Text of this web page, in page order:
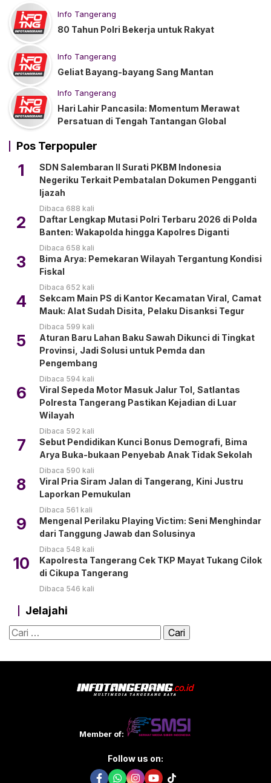
Info Tangerang
80 Tahun Polri Bekerja untuk Rakyat
Info Tangerang
Geliat Bayang-bayang Sang Mantan
Info Tangerang
Hari Lahir Pancasila: Momentum Merawat
Persatuan di Tengah Tantangan Global
Pos Terpopuler
1
SDN Salembaran II Surati PKBM Indonesia
Negeriku Terkait Pembatalan Dokumen Pengganti
Ijazah
Dibaca 688 kali
2
Daftar Lengkap Mutasi Polri Terbaru 2026 di Polda
Banten: Wakapolda hingga Kapolres Diganti
Dibaca 658 kali
3
Bima Arya: Pemekaran Wilayah Tergantung Kondisi
Fiskal
Dibaca 652 kali
4
Sekcam Main PS di Kantor Kecamatan Viral, Camat
Mauk: Alat Sudah Disita, Pelaku Disanksi Tegur
Dibaca 599 kali
5
Aturan Baru Lahan Baku Sawah Dikunci di Tingkat
Provinsi, Jadi Solusi untuk Pemda dan
Pengembang
Dibaca 594 kali
6
Viral Sepeda Motor Masuk Jalur Tol, Satlantas
Polresta Tangerang Pastikan Kejadian di Luar
Wilayah
Dibaca 592 kali
7
Sebut Pendidikan Kunci Bonus Demografi, Bima
Arya Buka-bukaan Penyebab Anak Tidak Sekolah
Dibaca 590 kali
8
Viral Pria Siram Jalan di Tangerang, Kini Justru
Laporkan Pemukulan
Dibaca 561 kali
9
Mengenal Perilaku Playing Victim: Seni Menghindar
dari Tanggung Jawab dan Solusinya
Dibaca 548 kali
10
Kapolresta Tangerang Cek TKP Mayat Tukang Cilok
di Cikupa Tangerang
Dibaca 546 kali
Jelajahi
Cari
Member of:
Follow us on: